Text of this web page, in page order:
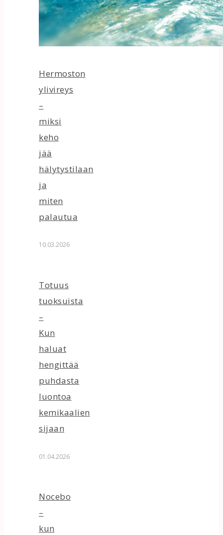
Hermoston
ylivireys
–
miksi
keho
jää
hälytystilaan
ja
miten
palautua
10.03.2026
Totuus
tuoksuista
–
Kun
haluat
hengittää
puhdasta
luontoa
kemikaalien
sijaan
01.04.2026
Nocebo
–
kun